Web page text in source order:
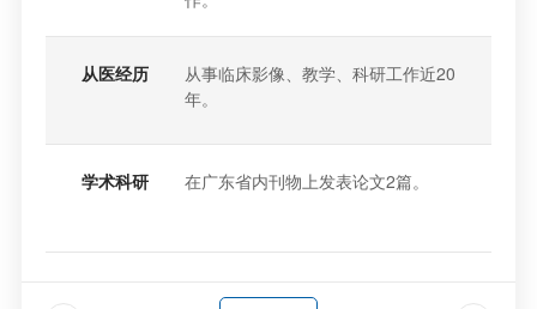
从医经历
从事临床影像、教学、科研工作近20
年。
学术科研 在广东省内刊物上发表论文2篇。